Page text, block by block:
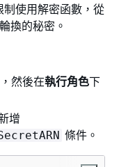
制使用解密函數，從
換的秘密。
，然後在執行角色下
增
條件。